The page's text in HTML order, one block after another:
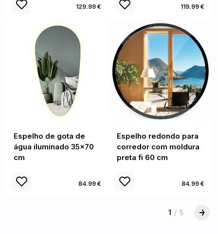
129.99 € 119.99 €
Espelho de gota de
água iluminado 35x70
cm
84.99 €
Espelho redondo para
corredor com moldura
preta fi 60 cm
84.99 €
1 / 5